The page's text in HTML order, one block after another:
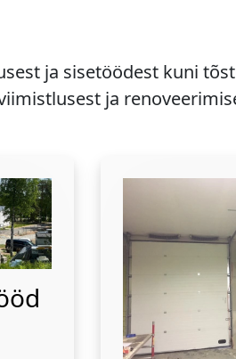
ja sisetöödest kuni
ja